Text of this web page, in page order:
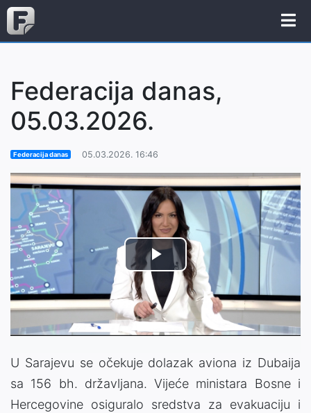
Federacija danas,
05.03.2026.
Federacija danas 05.03.2026. 16:46
Play
Video
U Sarajevu se očekuje dolazak aviona iz Dubaija
sa 156 bh. državljana. Vijeće ministara Bosne i
Hercegovine osiguralo sredstva za evakuaciju i